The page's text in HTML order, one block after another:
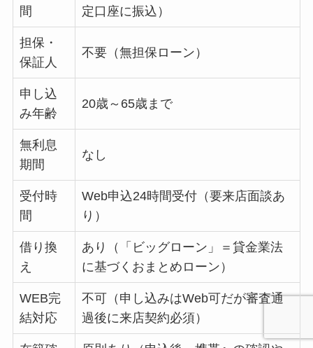
間
定口座に振込）
担保・
保証人
不要（無担保ローン）
申し込
み年齢
20歳～65歳まで
無利息
期間
なし
受付時
間
Web申込24時間受付（要来店面談あ
り）
借り換
え
あり（「ビッグローン」＝貸金業法
に基づくおまとめローン）
WEB完
結対応
不可（申し込みはWeb可だが審査通
過後に来店契約必須）